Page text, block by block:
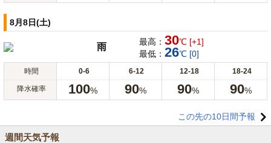
8月8日(土)
雨 最高： 30℃ [+1]
最低： 26℃ [0]
時間 0-6 6-12 12-18 18-24
降水確率 100% 90% 90% 90%
この先の10日間予報
週間天気予報